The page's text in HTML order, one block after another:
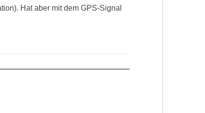
Hat aber mit dem GPS-Signal